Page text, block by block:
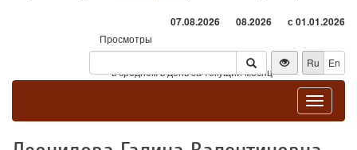
07.08.2026 08.2026 с 01.01.2026
Просмотры
Посетители
* - в среднем в день за текущий месяц
Ru En
Toggle